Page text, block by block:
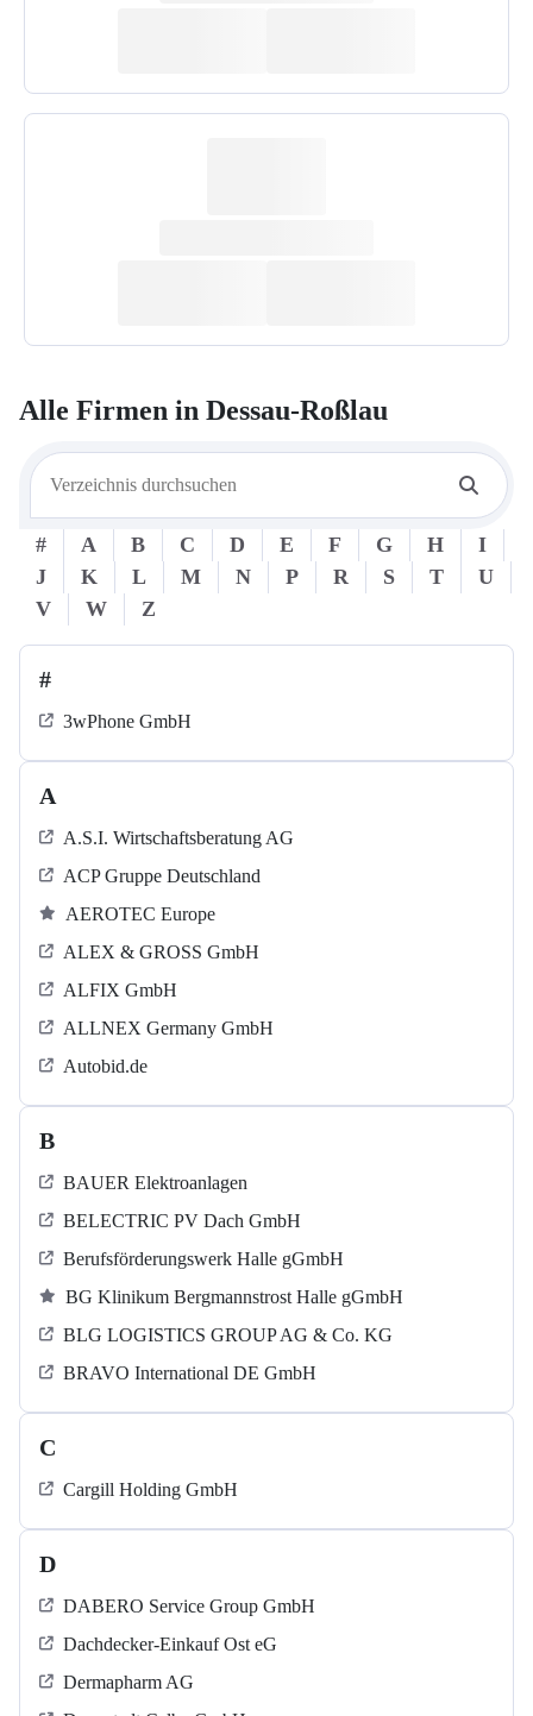
Alle Firmen in Dessau-Roßlau
# A B C D E F G H
I
J
K L M N P R S T
U
V
W Z
#
3wPhone GmbH
A
A.S.I. Wirtschaftsberatung AG
ACP Gruppe Deutschland
AEROTEC Europe
ALEX & GROSS GmbH
ALFIX GmbH
ALLNEX Germany GmbH
Autobid.de
B
BAUER Elektroanlagen
BELECTRIC PV Dach GmbH
Berufsförderungswerk Halle gGmbH
BG Klinikum Bergmannstrost Halle gGmbH
BLG LOGISTICS GROUP AG & Co. KG
BRAVO International DE GmbH
C
Cargill Holding GmbH
D
DABERO Service Group GmbH
Dachdecker-Einkauf Ost eG
Dermapharm AG